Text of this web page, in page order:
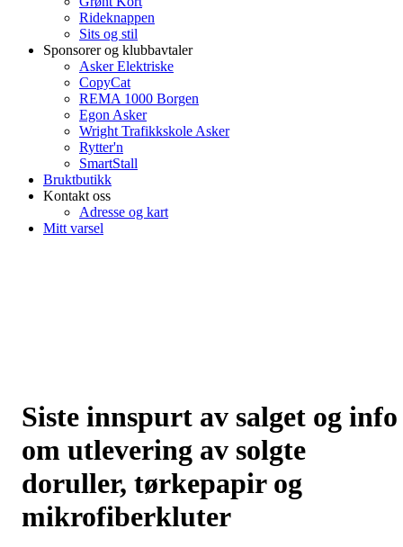
Rideknappen
Sits og stil
Sponsorer og klubbavtaler
Asker Elektriske
CopyCat
REMA 1000 Borgen
Egon Asker
Wright Trafikkskole Asker
Rytter'n
SmartStall
Bruktbutikk
Kontakt oss
Adresse og kart
Mitt varsel
Siste innspurt av salget og info
om utlevering av solgte
doruller, tørkepapir og
mikrofiberkluter